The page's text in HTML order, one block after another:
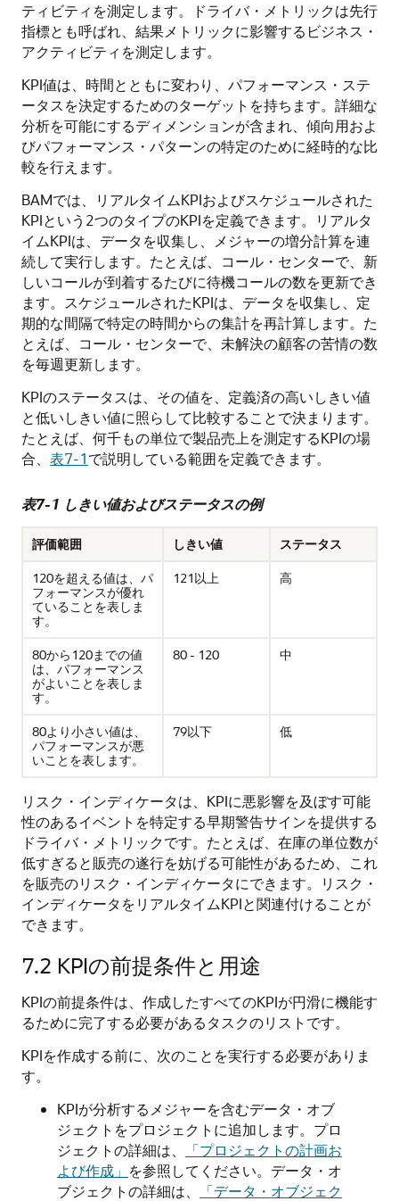
ティビティを測定します。ドライバ・メトリックは先行
指標とも呼ばれ、結果メトリックに影響するビジネス・
アクティビティを測定します。
KPI値は、時間とともに変わり、パフォーマンス・ステ
ータスを決定するためのターゲットを持ちます。詳細な
分析を可能にするディメンションが含まれ、傾向用およ
びパフォーマンス・パターンの特定のために経時的な比
較を行えます。
BAMでは、リアルタイムKPIおよびスケジュールされた
KPIという2つのタイプのKPIを定義できます。リアルタ
イムKPIは、データを収集し、メジャーの増分計算を連
続して実行します。たとえば、コール・センターで、新
しいコールが到着するたびに待機コールの数を更新でき
ます。スケジュールされたKPIは、データを収集し、定
期的な間隔で特定の時間からの集計を再計算します。た
とえば、コール・センターで、未解決の顧客の苦情の数
を毎週更新します。
KPIのステータスは、その値を、定義済の高いしきい値
と低いしきい値に照らして比較することで決まります。
たとえば、何千もの単位で製品売上を測定するKPIの場
合、 表7-1で説明している範囲を定義できます。
表7-1 しきい値およびステータスの例
評価範囲 しきい値
ステータス
120を超える値は、パ
フォーマンスが優れ
ていることを表しま
す。
121以上 高
80から120までの値
は、パフォーマンス
がよいことを表しま
す。
80 - 120 中
80より小さい値は、
パフォーマンスが悪
いことを表します。
79以下 低
リスク・インディケータは、KPIに悪影響を及ぼす可能
性のあるイベントを特定する早期警告サインを提供する
ドライバ・メトリックです。たとえば、在庫の単位数が
低すぎると販売の遂行を妨げる可能性があるため、これ
を販売のリスク・インディケータにできます。リスク・
インディケータをリアルタイムKPIと関連付けることが
できます。
7.2 KPIの前提条件と用途
KPIの前提条件は、作成したすべてのKPIが円滑に機能す
るために完了する必要があるタスクのリストです。
KPIを作成する前に、次のことを実行する必要がありま
す。
KPIが分析するメジャーを含むデータ・オブ
ジェクトをプロジェクトに追加します。プロ
ジェクトの詳細は、
「プロジェクトの計画お
よび作成」 を参照してください。データ・オ
ブジェクトの詳細は、
「データ・オブジェク